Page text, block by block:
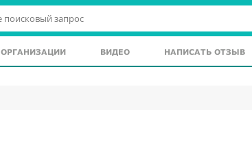
ОРГАНИЗАЦИИ ВИДЕО НАПИСАТЬ ОТЗЫВ